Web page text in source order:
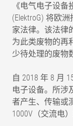
《电气电子设备
(ElektroG) 将欧
家法律。该法律
为此类废物的再
少待处理的废物
自 2018 年 8 月
电子设备。所涉
者产生、传输或
1000V（交流电